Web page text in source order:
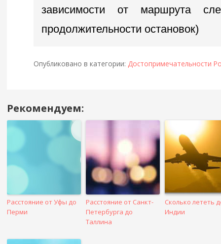
зависимости от маршрута
продолжительности остановок)
Опубликовано в категории: Достопримечательности
Навигация
в
Рекомендуем:
Расстояние от Уфы до
Перми
Расстояние от Санкт-
Петербурга до
Таллина
Сколько лететь
Индии